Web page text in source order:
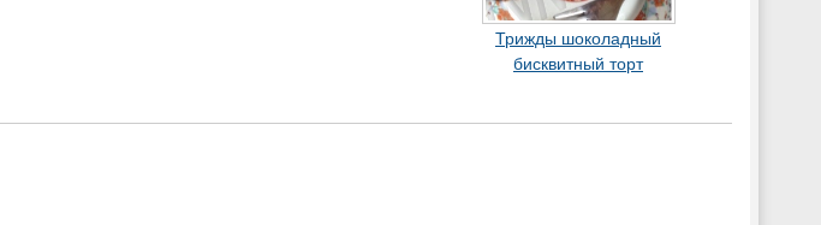
Трижды шоколадный
бисквитный торт